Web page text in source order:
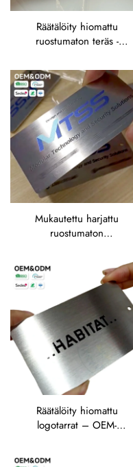
Räätälöity hiomattu
ruostumaton teräs -
teksti teollisuuskoneiden
merkintään
Mukautettu harjattu
ruostumaton
logon ja tekstin tulostus
modulaarisille teknologia-
ja turvaratkaisuille
Räätälöity hiomattu
logotarrat – OEM-
versio premium-